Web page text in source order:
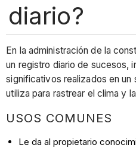
diario?
En la administración de la
un registro diario de sucesos,
significativos realizados en un
utiliza para rastrear el clima y
USOS COMUNES
Le da al propietario